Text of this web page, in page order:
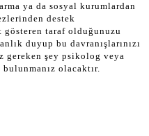
ya da sosyal kurumlardan
destek
taraf olduğunuzu
duyup bu davranışlarınızı
gereken şey psikolog veya
olacaktır.